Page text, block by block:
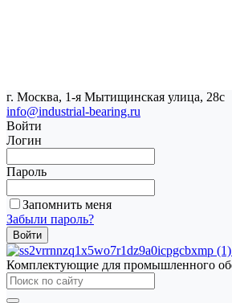
г. Москва, 1-я Мытищинская улица, 28с
info@industrial-bearing.ru
Войти
Логин
Пароль
Запомнить меня
Забыли пароль?
Комплектующие для промышленного